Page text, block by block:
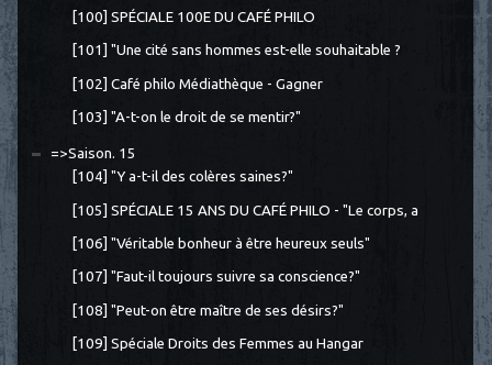
[100] SPÉCIALE 100E DU CAFÉ PHILO
[101] "Une cité sans hommes est-elle souhaitable ?
[102] Café philo Médiathèque - Gagner
[103] "A-t-on le droit de se mentir?"
=>Saison. 15
[104] "Y a-t-il des colères saines?"
[105] SPÉCIALE 15 ANS DU CAFÉ PHILO - "Le corps, a
[106] "Véritable bonheur à être heureux seuls"
[107] "Faut-il toujours suivre sa conscience?"
[108] "Peut-on être maître de ses désirs?"
[109] Spéciale Droits des Femmes au Hangar